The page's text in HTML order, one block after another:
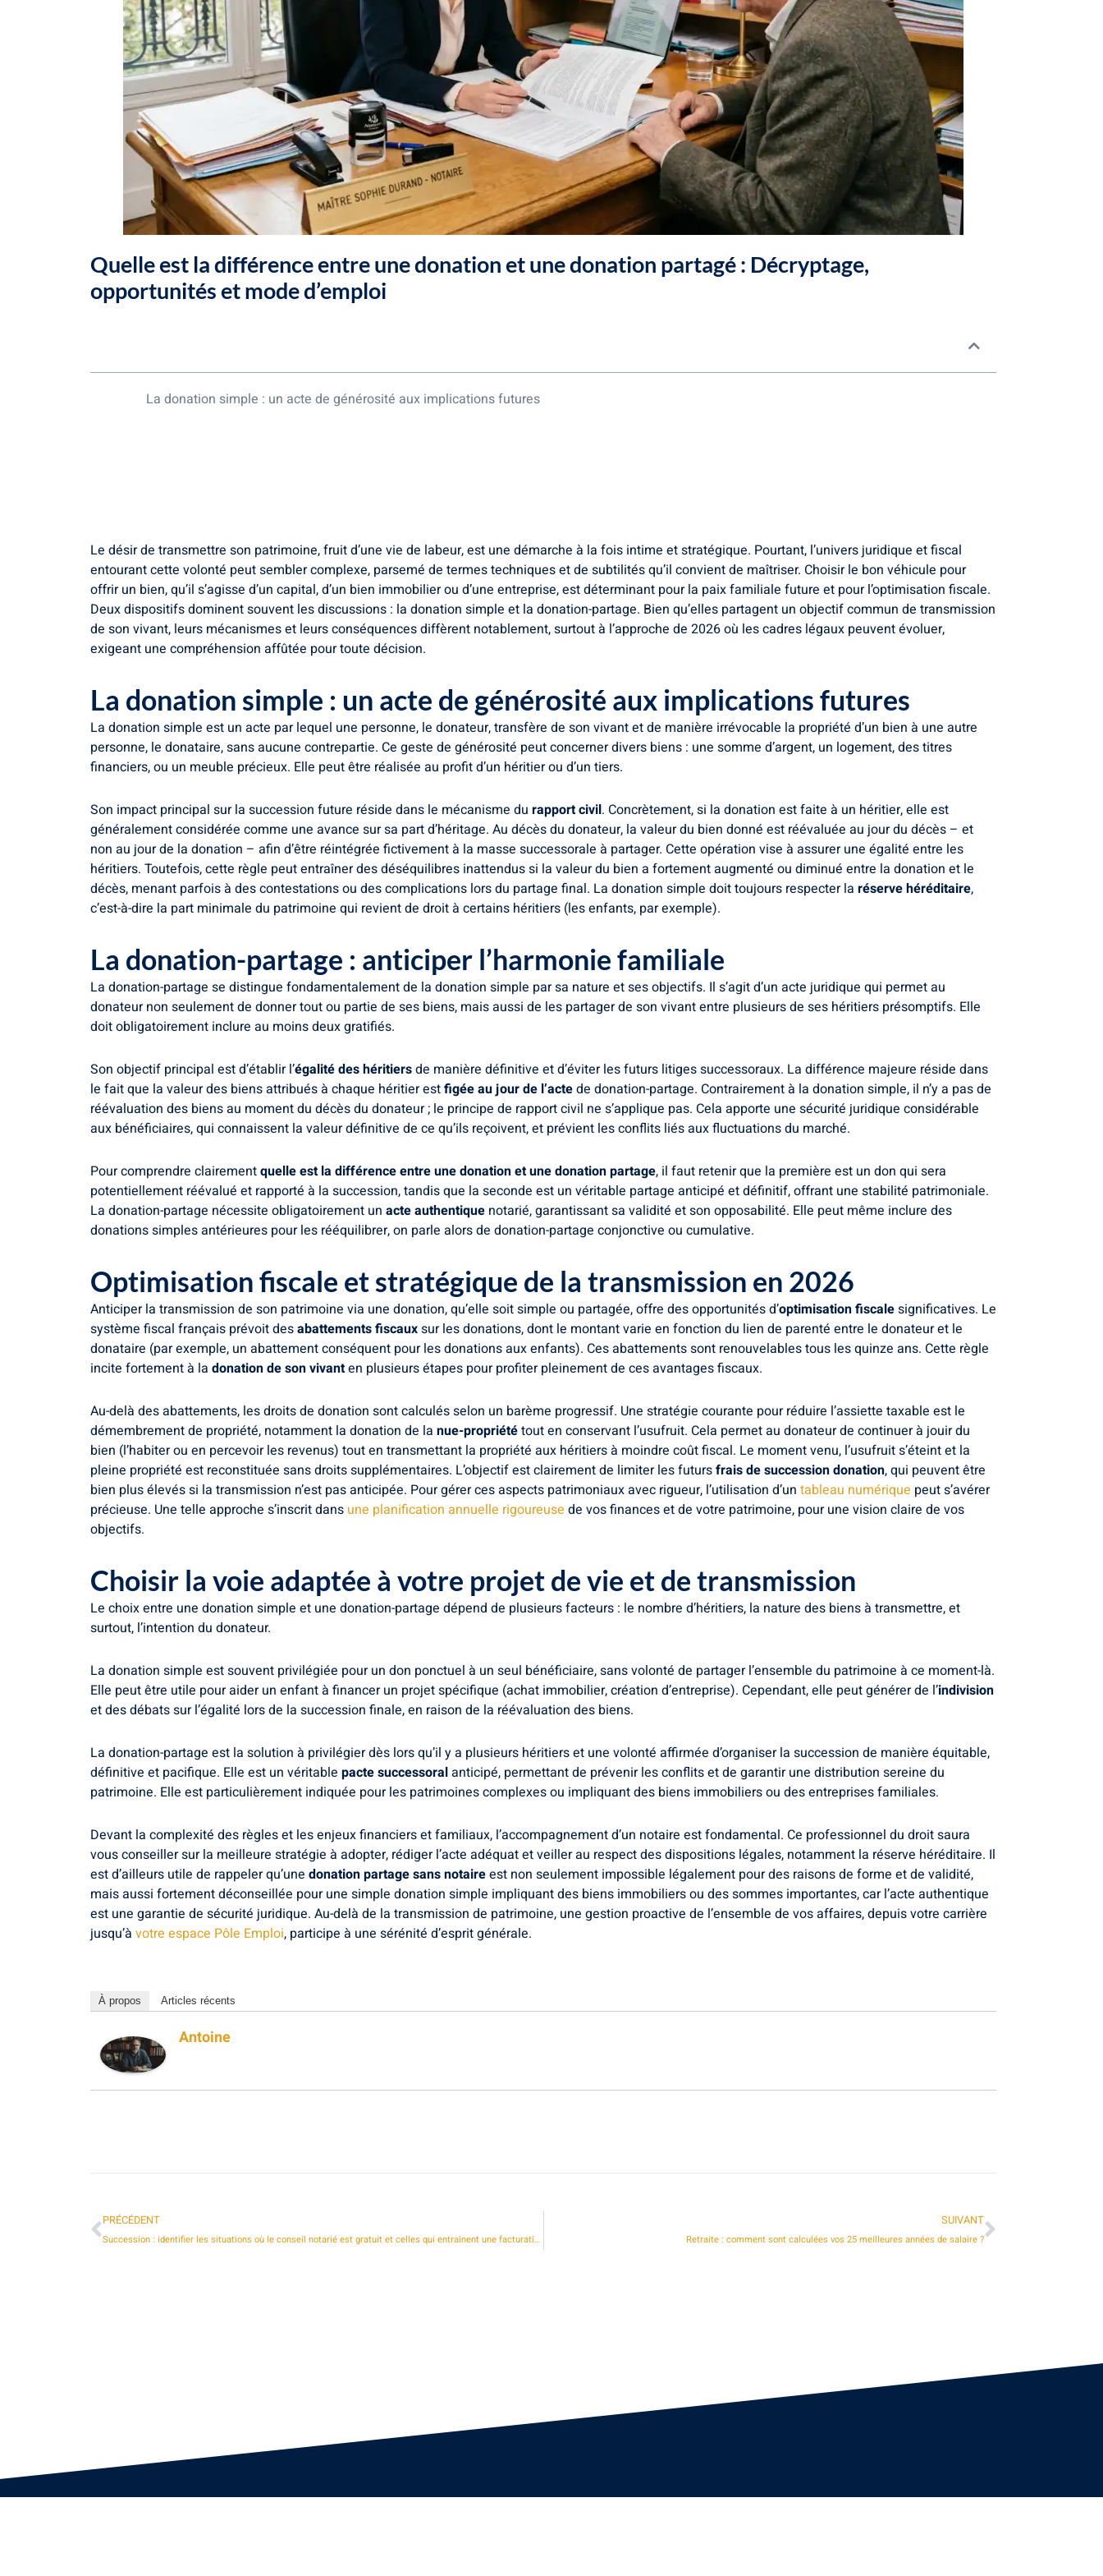
Quelle est la différence entre une donation et une donation partagé : Décryptage,
opportunités et mode d’emploi
La donation simple : un acte de générosité aux implications futures
Le désir de transmettre son patrimoine, fruit d’une vie de labeur, est une démarche à la fois intime et stratégique. Pourtant, l’univers juridique et fiscal
entourant cette volonté peut sembler complexe, parsemé de termes techniques et de subtilités qu’il convient de maîtriser. Choisir le bon véhicule pour
offrir un bien, qu’il s’agisse d’un capital, d’un bien immobilier ou d’une entreprise, est déterminant pour la paix familiale future et pour l’optimisation fiscale.
Deux dispositifs dominent souvent les discussions : la donation simple et la donation-partage. Bien qu’elles partagent un objectif commun de transmission
de son vivant, leurs mécanismes et leurs conséquences diffèrent notablement, surtout à l’approche de 2026 où les cadres légaux peuvent évoluer,
exigeant une compréhension affûtée pour toute décision.
La donation simple : un acte de générosité aux implications futures
La donation simple est un acte par lequel une personne, le donateur, transfère de son vivant et de manière irrévocable la propriété d’un bien à une autre
personne, le donataire, sans aucune contrepartie. Ce geste de générosité peut concerner divers biens : une somme d’argent, un logement, des titres
financiers, ou un meuble précieux. Elle peut être réalisée au profit d’un héritier ou d’un tiers.
Son impact principal sur la succession future réside dans le mécanisme du rapport civil. Concrètement, si la donation est faite à un héritier, elle est
généralement considérée comme une avance sur sa part d’héritage. Au décès du donateur, la valeur du bien donné est réévaluée au jour du décès – et
non au jour de la donation – afin d’être réintégrée fictivement à la masse successorale à partager. Cette opération vise à assurer une égalité entre les
héritiers. Toutefois, cette règle peut entraîner des déséquilibres inattendus si la valeur du bien a fortement augmenté ou diminué entre la donation et le
décès, menant parfois à des contestations ou des complications lors du partage final. La donation simple doit toujours respecter la réserve héréditaire,
c’est-à-dire la part minimale du patrimoine qui revient de droit à certains héritiers (les enfants, par exemple).
La donation-partage : anticiper l’harmonie familiale
La donation-partage se distingue fondamentalement de la donation simple par sa nature et ses objectifs. Il s’agit d’un acte juridique qui permet au
donateur non seulement de donner tout ou partie de ses biens, mais aussi de les partager de son vivant entre plusieurs de ses héritiers présomptifs. Elle
doit obligatoirement inclure au moins deux gratifiés.
Son objectif principal est d’établir l’égalité des héritiersde manière définitive et d’éviter les futurs litiges successoraux. La différence majeure réside dans
le fait que la valeur des biens attribués à chaque héritier estfigée au jour de l’actede donation-partage. Contrairement à la donation simple, il n’y a pas de
réévaluation des biens au moment du décès du donateur ; le principe de rapport civil ne s’applique pas. Cela apporte une sécurité juridique considérable
aux bénéficiaires, qui connaissent la valeur définitive de ce qu’ils reçoivent, et prévient les conflits liés aux fluctuations du marché.
Pour comprendre clairementquelle est la différence entre une donation et une donation partage, il faut retenir que la première est un don qui sera
potentiellement réévalué et rapporté à la succession, tandis que la seconde est un véritable partage anticipé et définitif, offrant une stabilité patrimoniale.
La donation-partage nécessite obligatoirement un acte authentique notarié, garantissant sa validité et son opposabilité. Elle peut même inclure des
donations simples antérieures pour les rééquilibrer, on parle alors de donation-partage conjonctive ou cumulative.
Optimisation fiscale et stratégique de la transmission en 2026
Anticiper la transmission de son patrimoine via une donation, qu’elle soit simple ou partagée, offre des opportunités d’optimisation fiscalesignificatives. Le
système fiscal français prévoit desabattements fiscauxsur les donations, dont le montant varie en fonction du lien de parenté entre le donateur et le
donataire (par exemple, un abattement conséquent pour les donations aux enfants). Ces abattements sont renouvelables tous les quinze ans. Cette règle
incite fortement à la donation de son vivanten plusieurs étapes pour profiter pleinement de ces avantages fiscaux.
Au-delà des abattements, les droits de donation sont calculés selon un barème progressif. Une stratégie courante pour réduire l’assiette taxable est le
démembrement de propriété, notamment la donation de la nue-propriététout en conservant l’usufruit. Cela permet au donateur de continuer à jouir du
bien (l’habiter ou en percevoir les revenus) tout en transmettant la propriété aux héritiers à moindre coût fiscal. Le moment venu, l’usufruit s’éteint et la
pleine propriété est reconstituée sans droits supplémentaires. L’objectif est clairement de limiter les futursfrais de succession donation, qui peuvent être
bien plus élevés si la transmission n’est pas anticipée. Pour gérer ces aspects patrimoniaux avec rigueur, l’utilisation d’un tableau numérique peut s’avérer
précieuse. Une telle approche s’inscrit dans une planification annuelle rigoureuse de vos finances et de votre patrimoine, pour une vision claire de vos
objectifs.
Choisir la voie adaptée à votre projet de vie et de transmission
Le choix entre une donation simple et une donation-partage dépend de plusieurs facteurs : le nombre d’héritiers, la nature des biens à transmettre, et
surtout, l’intention du donateur.
La donation simple est souvent privilégiée pour un don ponctuel à un seul bénéficiaire, sans volonté de partager l’ensemble du patrimoine à ce moment-là.
Elle peut être utile pour aider un enfant à financer un projet spécifique (achat immobilier, création d’entreprise). Cependant, elle peut générer de l’indivision
et des débats sur l’égalité lors de la succession finale, en raison de la réévaluation des biens.
La donation-partage est la solution à privilégier dès lors qu’il y a plusieurs héritiers et une volonté affirmée d’organiser la succession de manière équitable,
définitive et pacifique. Elle est un véritable pacte successoralanticipé, permettant de prévenir les conflits et de garantir une distribution sereine du
patrimoine. Elle est particulièrement indiquée pour les patrimoines complexes ou impliquant des biens immobiliers ou des entreprises familiales.
Devant la complexité des règles et les enjeux financiers et familiaux, l’accompagnement d’un notaire est fondamental. Ce professionnel du droit saura
vous conseiller sur la meilleure stratégie à adopter, rédiger l’acte adéquat et veiller au respect des dispositions légales, notamment la réserve héréditaire. Il
est d’ailleurs utile de rappeler qu’une donation partage sans notaireest non seulement impossible légalement pour des raisons de forme et de validité,
mais aussi fortement déconseillée pour une simple donation simple impliquant des biens immobiliers ou des sommes importantes, car l’acte authentique
est une garantie de sécurité juridique. Au-delà de la transmission de patrimoine, une gestion proactive de l’ensemble de vos affaires, depuis votre carrière
jusqu’à votre espace Pôle Emploi, participe à une sérénité d’esprit générale.
À propos Articles récents
Antoine
PRÉCÉDENT
Succession : identifier les situations où le conseil notarié est gratuit et celles qui entraînent une facturation
SUIVANT
Retraite : comment sont calculées vos 25 meilleures années de salaire ?